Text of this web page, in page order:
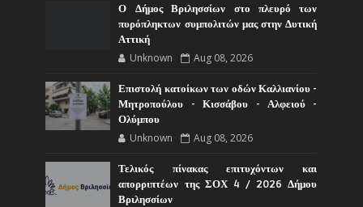
Ο Δήμος Βριλησσίων στο πλευρό των
πυρόπληκτων συμπολιτών μας στην Δυτική
Αττική
Unknown Aug 08, 2026
Επιστολή κατοίκων των οδών Καλλιανίου -
Μητροπούλου - Κισσάβου - Αλφειού -
Ολύμπου
Unknown Aug 08, 2026
Τελικός πίνακας επιτυχόντων και
απορριπτέων της ΣΟΧ 4 / 2026 Δήμου
Βριλησσίων